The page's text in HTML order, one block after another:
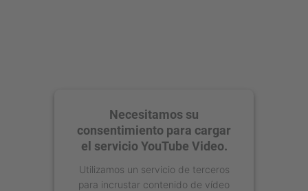
Necesitamos su
consentimiento para cargar
el servicio YouTube Video.
Utilizamos un servicio de terceros
para incrustar contenido de vídeo